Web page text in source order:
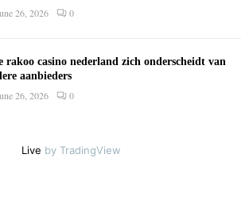
26, 2026 0
rakoo casino nederland zich onderscheidt van
aanbieders
26, 2026 0
Live by TradingView